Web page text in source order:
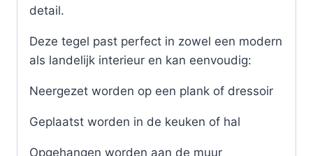
detail.
Deze tegel past perfect in zowel een modern
als landelijk interieur en kan eenvoudig:
Neergezet worden op een plank of dressoir
Geplaatst worden in de keuken of hal
Opgehangen worden aan de muur